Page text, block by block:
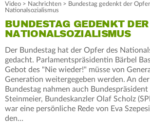
Video > Nachrichten > Bundestag gedenkt der
Nationalsozialismus
BUNDESTAG GEDENKT
NATIONALSOZIALISMUS
Der Bundestag hat der Opfer des
gedacht. Parlamentspräsidentin Bärbel
Gebot des "Nie wieder!" müsse von
Generation weitergegeben werden. An
Bundestag nahmen auch
Steinmeier, Bundeskanzler Olaf Scholz
war eine persönliche Rede von Eva
den…